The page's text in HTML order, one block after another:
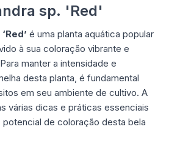
sp. 'Red'
é uma planta aquática popular
à sua coloração vibrante e
manter a intensidade e
desta planta, é fundamental
em seu ambiente de cultivo. A
várias dicas e práticas essenciais
potencial de coloração desta bela